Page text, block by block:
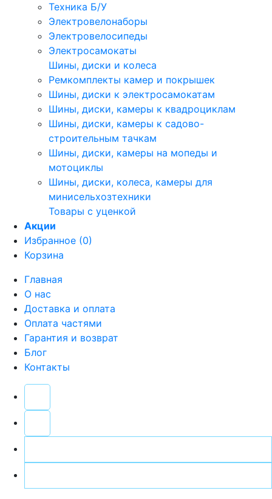
Техника Б/У
Электровелонаборы
Электровелосипеды
Электросамокаты
Шины, диски и колеса
Ремкомплекты камер и покрышек
Шины, диски к электросамокатам
Шины, диски, камеры к квадроциклам
Шины, диски, камеры к садово-
строительным тачкам
Шины, диски, камеры на мопеды и
мотоциклы
Шины, диски, колеса, камеры для
минисельхозтехники
Товары с уценкой
Акции
Избранное (0)
Корзина
Главная
О нас
Доставка и оплата
Оплата частями
Гарантия и возврат
Блог
Контакты